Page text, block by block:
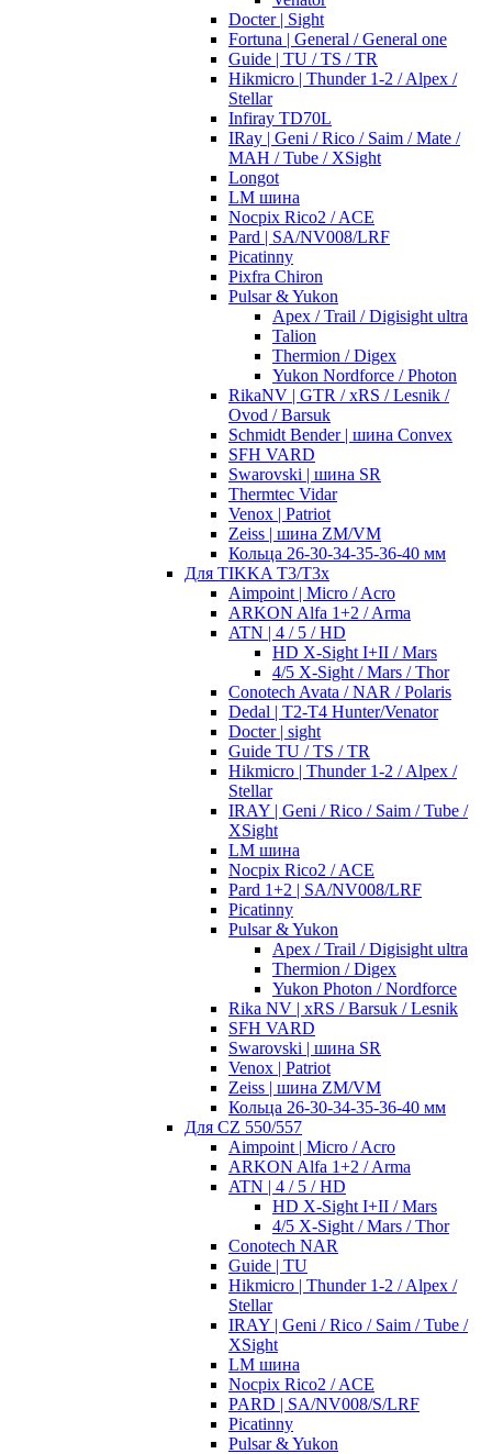
Docter | Sight
Fortuna | General / General one
Guide | TU / TS / TR
Hikmicro | Thunder 1-2 / Alpex /
Stellar
Infiray TD70L
IRay | Geni / Rico / Saim / Mate /
MAH / Tube / XSight
Longot
LM шина
Nocpix Rico2 / ACE
Pard | SA/NV008/LRF
Picatinny
Pixfra Chiron
Pulsar & Yukon
Apex / Trail / Digisight ultra
Talion
Thermion / Digex
Yukon Nordforce / Photon
RikaNV | GTR / xRS / Lesnik /
Ovod / Barsuk
Schmidt Bender | шина Convex
SFH VARD
Swarovski | шина SR
Thermtec Vidar
Venox | Patriot
Zeiss | шина ZM/VM
Кольца 26-30-34-35-36-40 мм
Для TIKKA T3/T3x
Aimpoint | Micro / Acro
ARKON Alfa 1+2 / Arma
ATN | 4 / 5 / HD
HD X-Sight I+II / Mars
4/5 X-Sight / Mars / Thor
Conotech Avata / NAR / Polaris
Dedal | T2-T4 Hunter/Venator
Docter | sight
Guide TU / TS / TR
Hikmicro | Thunder 1-2 / Alpex /
Stellar
IRAY | Geni / Rico / Saim / Tube /
XSight
LM шина
Nocpix Rico2 / ACE
Pard 1+2 | SA/NV008/LRF
Picatinny
Pulsar & Yukon
Apex / Trail / Digisight ultra
Thermion / Digex
Yukon Photon / Nordforce
Rika NV | xRS / Barsuk / Lesnik
SFH VARD
Swarovski | шина SR
Venox | Patriot
Zeiss | шина ZM/VM
Кольца 26-30-34-35-36-40 мм
Для CZ 550/557
Aimpoint | Micro / Acro
ARKON Alfa 1+2 / Arma
ATN | 4 / 5 / HD
HD X-Sight I+II / Mars
4/5 X-Sight / Mars / Thor
Conotech NAR
Guide | TU
Hikmicro | Thunder 1-2 / Alpex /
Stellar
IRAY | Geni / Rico / Saim / Tube /
XSight
LM шина
Nocpix Rico2 / ACE
PARD | SA/NV008/S/LRF
Picatinny
Pulsar & Yukon